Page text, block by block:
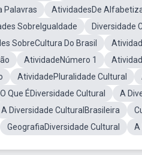
Palavras
AtividadesDe
SobreIgualdade Diversidade
SobreCultura Do Brasil
AtividadeNúmero 1
AtividadePluralidade Cultural
O Que ÉDiversidade Cultural
A
A Diversidade CulturalBrasileira
GeografiaDiversidade Cultural A